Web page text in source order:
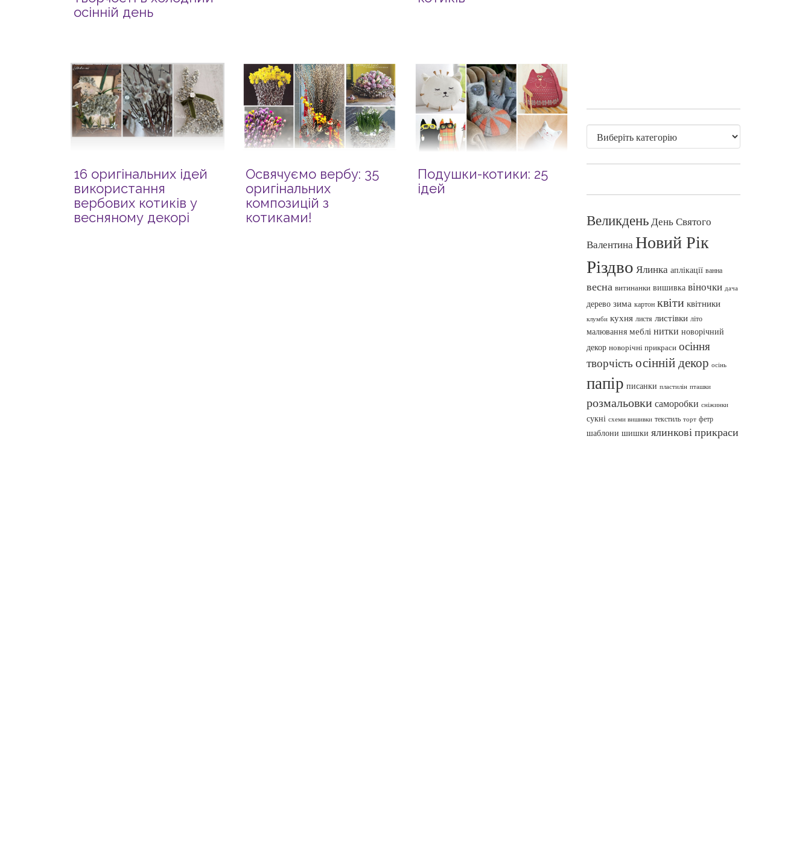
осінній день
16 оригінальних ідей
використання
вербових котиків у
весняному декорі
Освячуємо вербу: 35
оригінальних
композицій з
котиками!
Подушки-котики: 25
ідей
ВеликденьДень Святого
ВалентинаНовий Рік
Різдво Ялинка аплікації ванна
весна витинанки вишивка віночки дача
дерево зима картон квіти квітники
клумби кухня листя листівки літо
малювання меблі нитки новорічний
декор новорічні прикраси осіння
творчість осінній декор осінь
папір писанки пластилін пташки
розмальовки саморобки сніжинки
сукні схеми вишивки текстиль торт фетр
шаблони шишки ялинкові прикраси